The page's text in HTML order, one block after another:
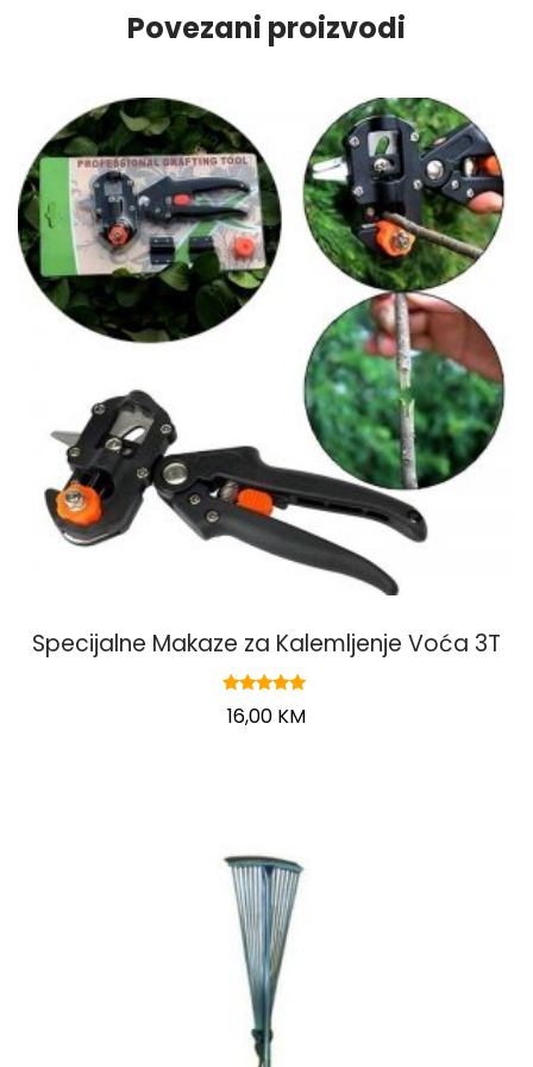
Povezani proizvodi
Specijalne Makaze za Kalemljenje Voća 3T
Ocjenjeno
4.78
16,00 KM